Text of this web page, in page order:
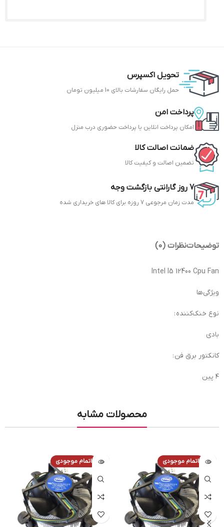
تحویل اکسپرس
حمل رایگان سفارشات بالای 10 میلیون تومان
پرداخت امن
امکان پرداخت انلاین یا پرداخت حضوری درب منزل
ضمانت اصالت کالا
تضمین اصالت و کیفیت کالا
7 روز گارانتی بازگشت وجه
مدت زمان مرجوعی 7 روزه برای کالا های خریداری شده
توضیحاتنظرات (0)
Intel I5 12400 Cpu Fan
ویژگی‌ها
نوع خنک‌کننده :
بادی
کانکتور برق فن :
۴ پین
محصولات مشابه
اتمام موجودی اتمام موجودی